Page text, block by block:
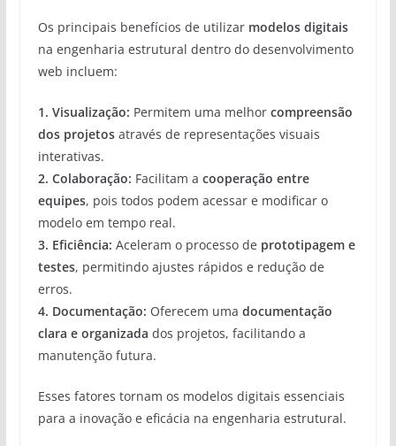
Os principais benefícios de utilizar modelos digitais
na engenharia estrutural dentro do desenvolvimento
web incluem:
1. Visualização: Permitem uma melhor compreensão
dos projetosatravés de representações visuais
interativas.
2. Colaboração: Facilitam a cooperação entre
equipes, pois todos podem acessar e modificar o
modelo em tempo real.
3. Eficiência: Aceleram o processo de prototipagem e
testes, permitindo ajustes rápidos e redução de
erros.
4. Documentação: Oferecem uma documentação
clara e organizada dos projetos, facilitando a
manutenção futura.
Esses fatores tornam os modelos digitais essenciais
para a inovação e eficácia na engenharia estrutural.